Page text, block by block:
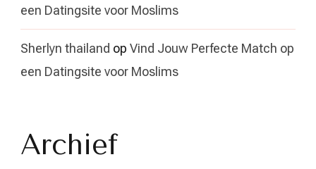
een Datingsite voor Moslims
Sherlyn thailand op Vind Jouw Perfecte Match op
een Datingsite voor Moslims
Archief